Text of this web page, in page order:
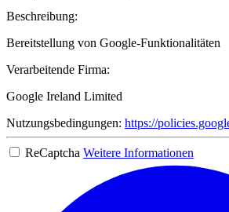
Beschreibung:
Bereitstellung von Google-Funktionalitäten
Verarbeitende Firma:
Google Ireland Limited
Nutzungsbedingungen: https://
ReCaptcha Weitere Informationen